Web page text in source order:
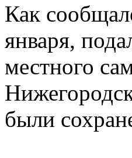
Как
января,
местного
были